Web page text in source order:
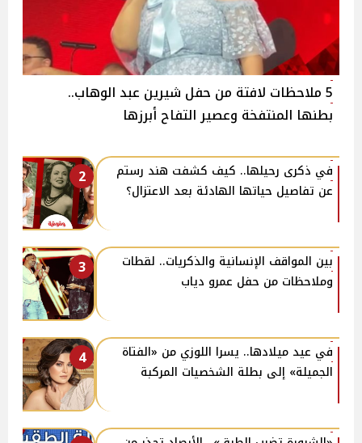
5 ملاحظات لافتة من حفل شيرين عبد الوهاب..
بطنها المنتفخة وعصير التفاح أبرزها
2
في ذكرى رحيلها.. كيف كشفت هند رستم
عن تفاصيل حياتها الهادئة بعد الاعتزال؟
3
بين المواقف الإنسانية والذكريات.. لقطات
وملاحظات من حفل عمرو دياب
4
في عيد ميلادها.. يسرا اللوزي من «الفتاة
الجميلة» إلى بطلة الشخصيات المركبة